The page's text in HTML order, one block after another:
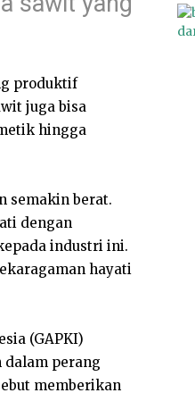
produktif
juga bisa
hingga
semakin berat.
dengan
industri ini.
hayati
(GAPKI)
dalam perang
memberikan